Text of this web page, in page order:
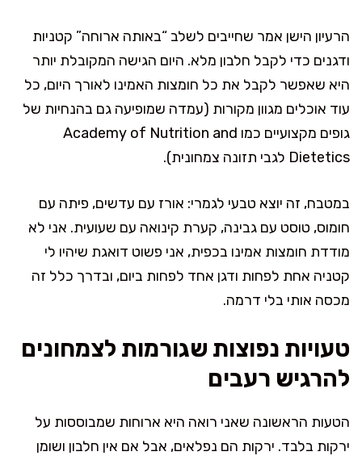
הרעיון הישן אמר שחייבים לשלב “באותה ארוחה” קטניות
ודגנים כדי לקבל חלבון מלא. היום הגישה המקובלת יותר
היא שאפשר לקבל את כל חומצות האמינו לאורך היום, כל
עוד אוכלים מגוון מקורות (עמדה שמופיעה גם בהנחיות של
גופים מקצועיים כמו Academy of Nutrition and
Dietetics לגבי תזונה צמחונית).
במטבח, זה יוצא טבעי לגמרי: אורז עם עדשים, פיתה עם
חומוס, טוסט עם גבינה, קערת קינואה עם שעועית. אני לא
מודדת חומצות אמינו בכפית, אני פשוט דואגת שיהיו לי
קטניה אחת לפחות ודגן אחד לפחות ביום, ובדרך כלל זה
מכסה אותי בלי דרמה.
טעויות נפוצות שגורמות לצמחונים
להרגיש רעבים
הטעות הראשונה שאני רואה היא ארוחות שמבוססות על
ירקות בלבד. ירקות הם נפלאים, אבל אם אין חלבון ושומן